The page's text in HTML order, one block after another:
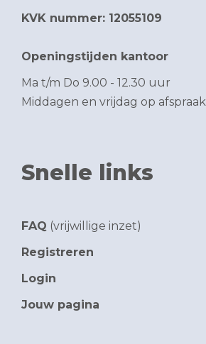
KVK nummer: 12055109
Openingstijden kantoor
Ma t/m Do 9.00 - 12.30 uur
Middagen en vrijdag op afspraak
Snelle links
FAQ (vrijwillige inzet)
Registreren
Login
Jouw pagina